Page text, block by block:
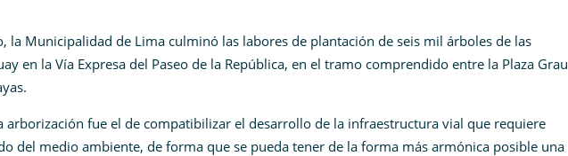
la Municipalidad de Lima culminó las labores de plantación de seis mil árboles de las
en la Vía Expresa del Paseo de la República, en el tramo comprendido entre la Plaza Grau
arborización fue el de compatibilizar el desarrollo de la infraestructura vial que requiere
del medio ambiente, de forma que se pueda tener de la forma más armónica posible una